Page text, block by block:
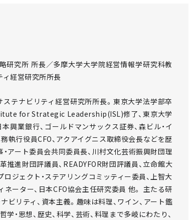
研究所 所長／多摩大学大学院経営情報学研究科教
ィ経営研究所所長
テナビリティ経営研究所所長。東京大学法学部卒
for Strategic Leadership(ISL)修了、東京大学
業銀行、ゴールドマンサックス証券、森ビル・イ
執行役員CFO、アクアイグニス取締役会長などを歴
アート委員会共同委員長、川村文化芸術振興財団理
推進財団評議員、READYFOR財団評議員、立命館大
ジェクト・ステアリングコミッティー委員、上智大
ーター、日本CFO協会主任研究委員 他。 主たる研
リティ、資本主義。趣味は料理、ワイン、アート鑑
・思想、歴史、科学、芸術、料理まで多岐にわたり、